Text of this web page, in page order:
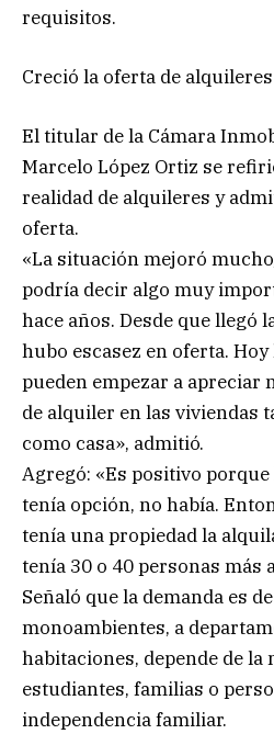
requisitos.
Creció la oferta de alquileres
El titular de la Cámara
Marcelo López Ortiz se
realidad de alquileres y
oferta.
«La situación mejoró
podría decir algo muy
hace años. Desde que llegó
hubo escasez en oferta.
pueden empezar a apreciar
de alquiler en las viviendas
como casa», admitió.
Agregó: «Es positivo
tenía opción, no había.
tenía una propiedad la
tenía 30 o 40 personas más
Señaló que la demanda es
monoambientes, a
habitaciones, depende de la
estudiantes, familias o
independencia familiar.